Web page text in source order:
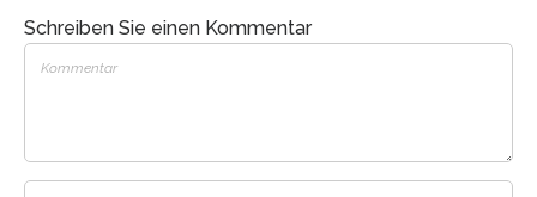
Schreiben Sie einen Kommentar